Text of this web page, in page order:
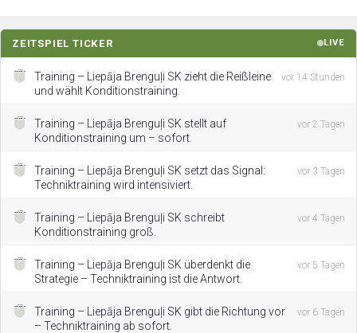
ZEITSPIEL TICKER LIVE
Training – Liepāja Brenguļi SK zieht die Reißleine
und wählt Konditionstraining.
vor 14 Stunden
Training – Liepāja Brenguļi SK stellt auf
Konditionstraining um – sofort.
vor 2 Tagen
Training – Liepāja Brenguļi SK setzt das Signal:
Techniktraining wird intensiviert.
vor 3 Tagen
Training – Liepāja Brenguļi SK schreibt
Konditionstraining groß.
vor 4 Tagen
Training – Liepāja Brenguļi SK überdenkt die
Strategie – Techniktraining ist die Antwort.
vor 5 Tagen
Training – Liepāja Brenguļi SK gibt die Richtung vor
– Techniktraining ab sofort.
vor 6 Tagen